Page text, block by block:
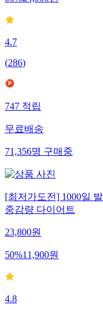
4.7
(286)
747 적립
무료배송
71,356명 구매중
[최저가도전] 1000일
중감량 다이어트
23,800원
50%11,900원
4.8